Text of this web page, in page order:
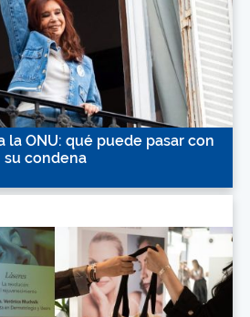
la ONU: qué puede pasar con
su condena